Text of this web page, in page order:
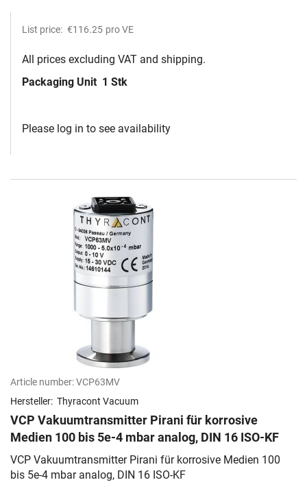
List price: €116.25 pro VE
All prices excluding VAT and shipping.
Packaging Unit 1 Stk
Please log in to see availability
Article number:VCP63MV
Hersteller: Thyracont Vacuum
VCP Vakuumtransmitter Pirani für korrosive
Medien 100 bis 5e-4 mbar analog, DIN 16 ISO-KF
VCP Vakuumtransmitter Pirani für korrosive Medien 100
bis 5e-4 mbar analog, DIN 16 ISO-KF